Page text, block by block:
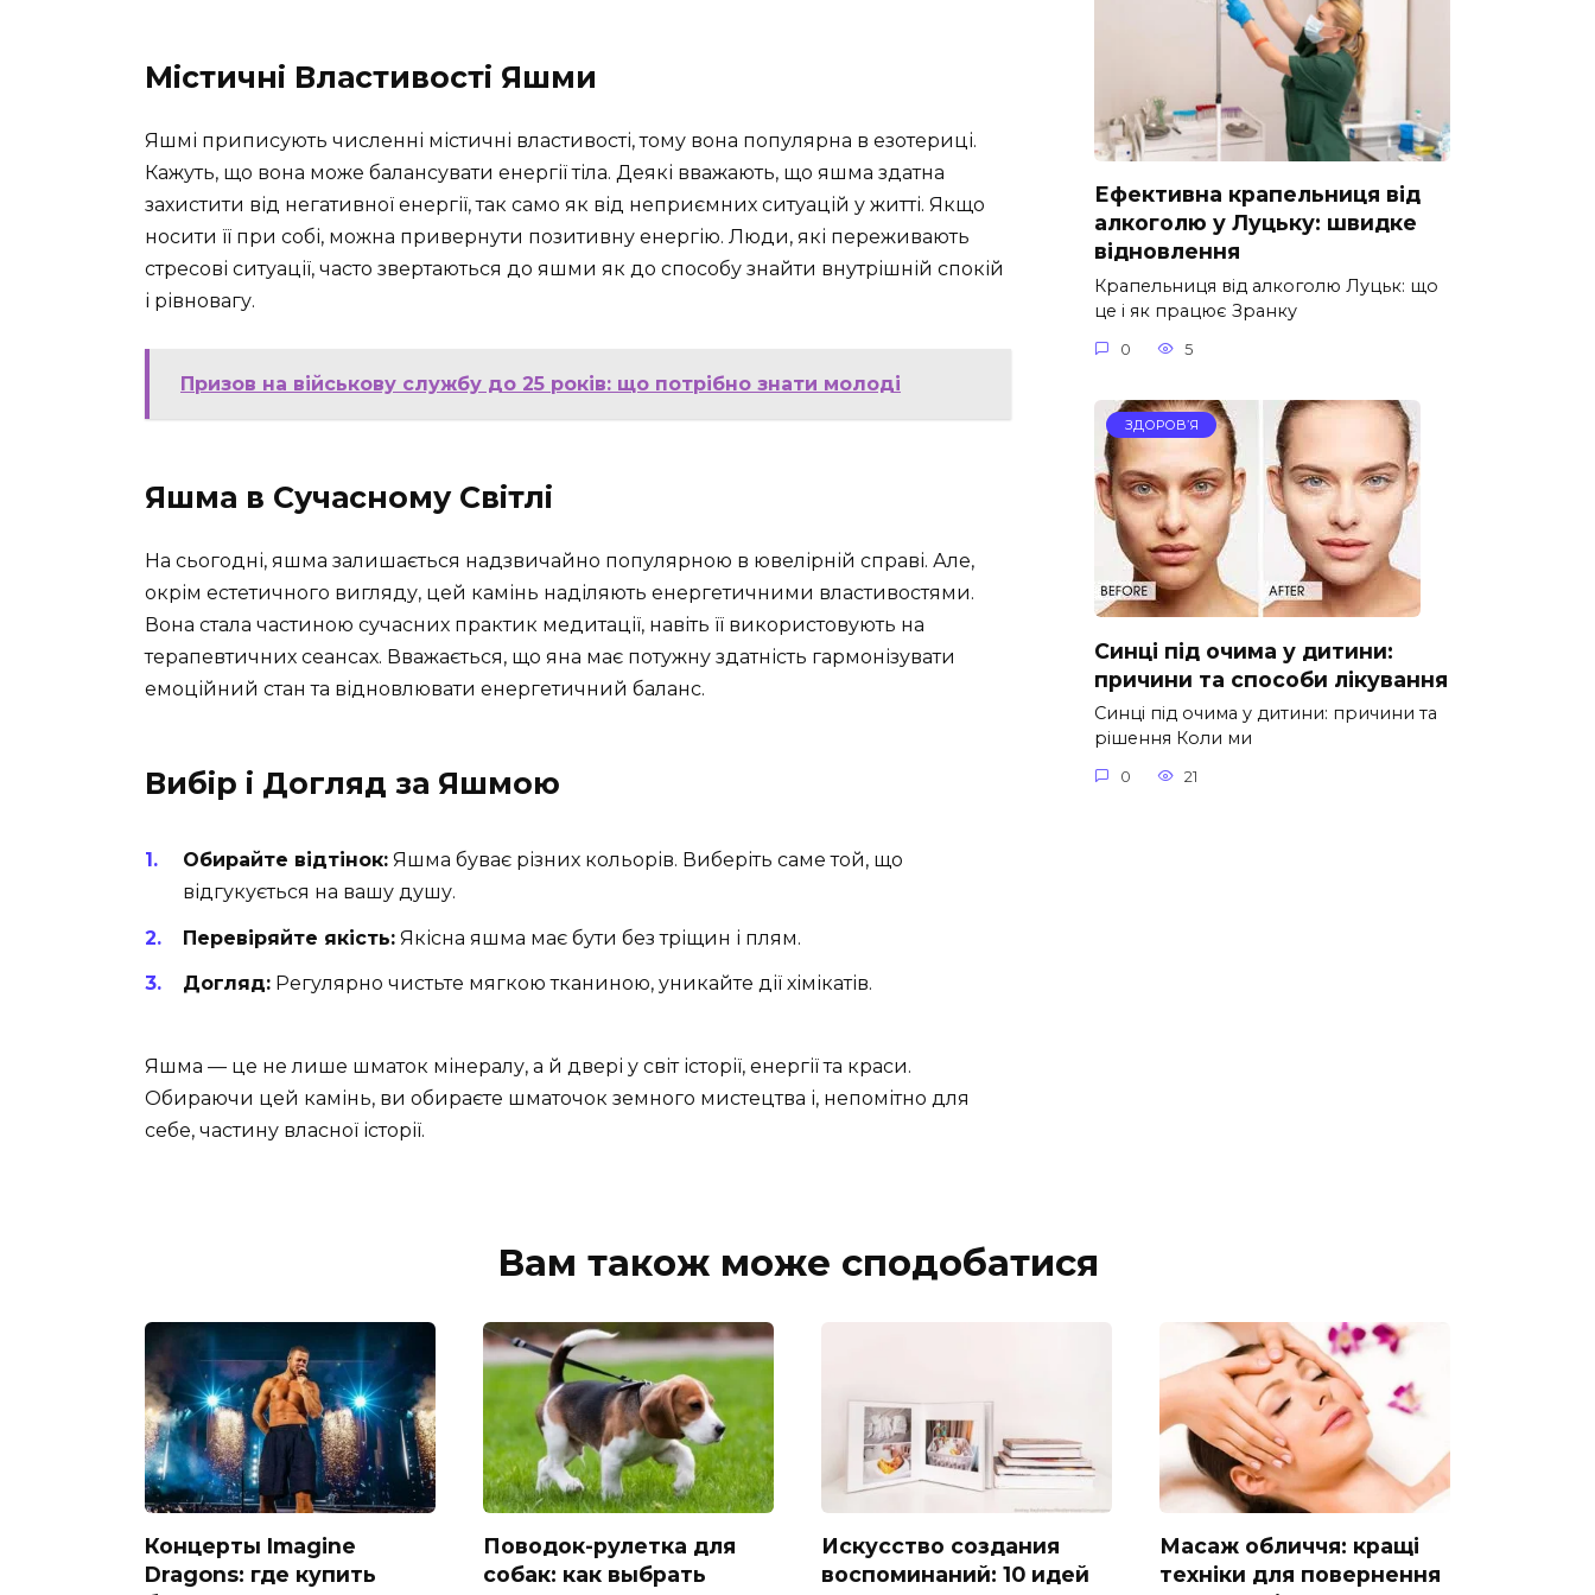
Містичні Властивості Яшми
Яшмі приписують численні містичні властивості, тому вона популярна в езотериці.
Кажуть, що вона може балансувати енергії тіла. Деякі вважають, що яшма здатна
захистити від негативної енергії, так само як від неприємних ситуацій у житті. Якщо
носити її при собі, можна привернути позитивну енергію. Люди, які переживають
стресові ситуації, часто звертаються до яшми як до способу знайти внутрішній спокій
і рівновагу.
Призов на військову службу до 25 років: що потрібно знати молоді
Яшма в Сучасному Світлі
На сьогодні, яшма залишається надзвичайно популярною в ювелірній справі. Але,
окрім естетичного вигляду, цей камінь наділяють енергетичними властивостями.
Вона стала частиною сучасних практик медитації, навіть її використовують на
терапевтичних сеансах. Вважається, що яна має потужну здатність гармонізувати
емоційний стан та відновлювати енергетичний баланс.
Вибір і Догляд за Яшмою
Обирайте відтінок: Яшма буває різних кольорів. Виберіть саме той, що
відгукується на вашу душу.
Перевіряйте якість: Якісна яшма має бути без тріщин і плям.
Догляд: Регулярно чистьте мягкою тканиною, уникайте дії хімікатів.
Яшма — це не лише шматок мінералу, а й двері у світ історії, енергії та краси.
Обираючи цей камінь, ви обираєте шматочок земного мистецтва і, непомітно для
себе, частину власної історії.
Ефективна крапельниця від
алкоголю у Луцьку: швидке
відновлення
Крапельниця від алкоголю Луцьк: що
це і як працює Зранку
0 5
ЗДОРОВ’Я
Синці під очима у дитини:
причини та способи лікування
Синці під очима у дитини: причини та
рішення Коли ми
0 21
Вам також може сподобатися
Концерты Imagine
Dragons: где купить
Поводок-рулетка для
собак: как выбрать
Искусство создания
воспоминаний: 10 идей
Масаж обличчя: кращі
техніки для повернення